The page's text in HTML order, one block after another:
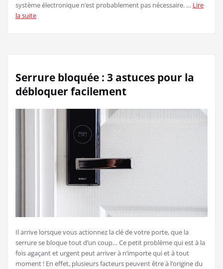
système électronique n’est probablement pas nécessaire. … Lire
la suite
Serrure bloquée : 3 astuces pour la
débloquer facilement
Il arrive lorsque vous actionnez la clé de votre porte, que la
serrure se bloque tout d’un coup… Ce petit problème qui est à la
fois agaçant et urgent peut arriver à n’importe qui et à tout
moment ! En effet, plusieurs facteurs peuvent être à l’origine du